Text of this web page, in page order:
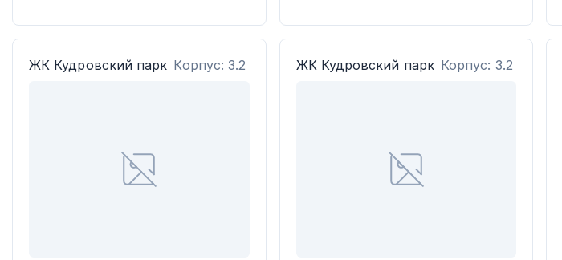
ЖК Кудровский парк Корпус: 3.2 ЖК Кудровский парк Корпус: 3.2